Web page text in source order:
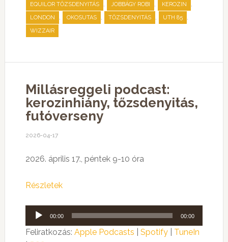
EQUILOR TŐZSDENYITÁS , JOBBÁGY ROBI , KEROZIN ,
LONDON , OKOSUTAS , TŐZSDENYITÁS , UTH 85 ,
WIZZAIR
Millásreggeli podcast:
kerozinhiány, tőzsdenyitás,
futóverseny
2026-04-17
2026. április 17., péntek 9-10 óra
Részletek
Audió
lejátszó
00:00 00:00
Feliratkozás: Apple Podcasts Spotify| TuneIn